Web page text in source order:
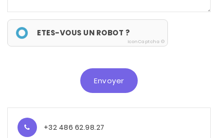
IconCaptcha ©
ETES-VOUS UN ROBOT ?
Envoyer
+32 486 62.98.27